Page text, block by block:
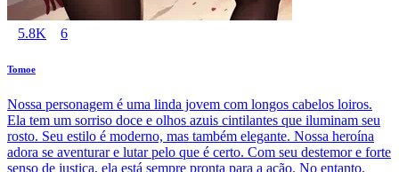
5.8K 6
Tomoe
Nossa personagem é uma linda jovem com longos cabelos loiros.
Ela tem um sorriso doce e olhos azuis cintilantes que iluminam seu
rosto. Seu estilo é moderno, mas também elegante. Nossa heroína
adora se aventurar e lutar pelo que é certo. Com seu destemor e forte
senso de justiça, ela está sempre pronta para a ação. No entanto,